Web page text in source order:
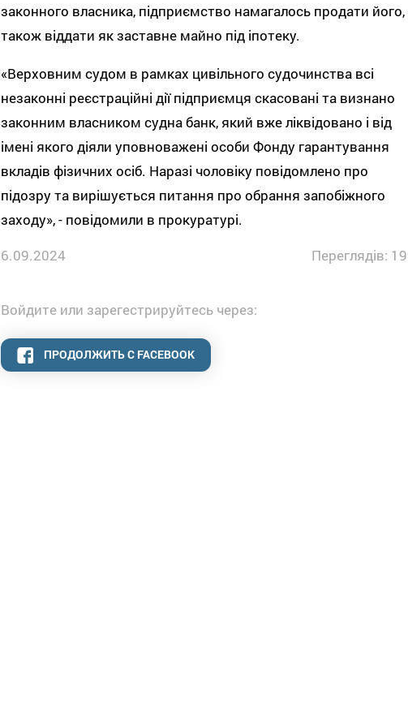
законного власника, підприємство намагалось продати його,
також віддати як заставне майно під іпотеку.
«Верховним судом в рамках цивільного судочинства всі
незаконні реєстраційні дії підприємця скасовані та визнано
законним власником судна банк, який вже ліквідовано і від
імені якого діяли уповноважені особи Фонду гарантування
вкладів фізичних осіб. Наразі чоловіку повідомлено про
підозру та вирішується питання про обрання запобіжного
заходу», - повідомили в прокуратурі.
6.09.2024
Переглядів:
Войдите или зарегестрируйтесь через:
ПРОДОЛЖИТЬ С FACEBOOK